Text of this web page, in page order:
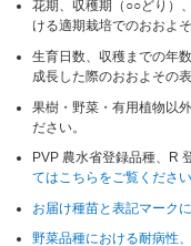
花期、収穫期（○○どり）
ける適期栽培でのおおよ
生育日数、収穫までの年
成長した際のおおよその
果樹・野菜・有用植物以
ださい。
PVP 農水省登録品種、R
てはこちらをご覧ください
お届け種苗と表記マーク
野菜品種における耐病性